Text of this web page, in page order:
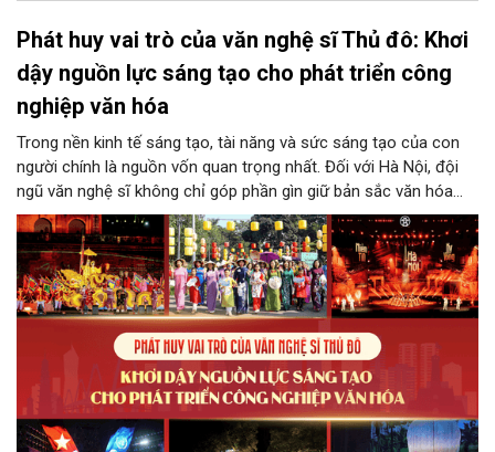
Phát huy vai trò của văn nghệ sĩ Thủ đô: Khơi
dậy nguồn lực sáng tạo cho phát triển công
nghiệp văn hóa
Trong nền kinh tế sáng tạo, tài năng và sức sáng tạo của con
người chính là nguồn vốn quan trọng nhất. Đối với Hà Nội, đội
ngũ văn nghệ sĩ không chỉ góp phần gìn giữ bản sắc văn hóa
mà còn giữ vai trò trung tâm trong quá trình hình thành các sản
phẩm công nghiệp văn hóa có giá trị. Khơi dậy, phát huy và tạo
điều kiện để nguồn lực sáng tạo ấy phát triển sẽ là “chìa khóa”
để Hà Nội khai thác hiệu quả tiềm năng văn hóa, nâng cao năng
lực cạnh tranh và khẳng định vị thế của một trung tâm sáng tạo
trong kỷ nguyên mới.